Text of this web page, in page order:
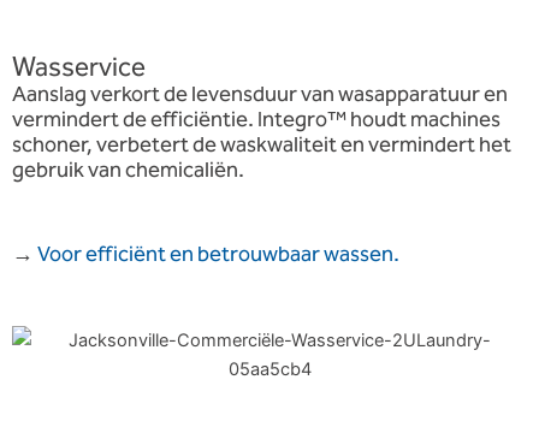
Wasservice
Aanslag verkort de levensduur van wasapparatuur en
vermindert de efficiëntie. Integro™ houdt machines
schoner, verbetert de waskwaliteit en vermindert het
gebruik van chemicaliën.
→ Voor efficiënt en betrouwbaar wassen.